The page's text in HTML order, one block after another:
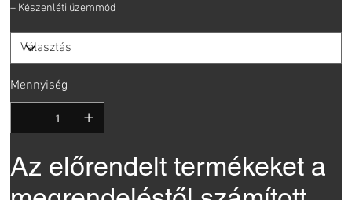
– Készenléti üzemmód
Mennyiség
Az előrendelt termékeket a